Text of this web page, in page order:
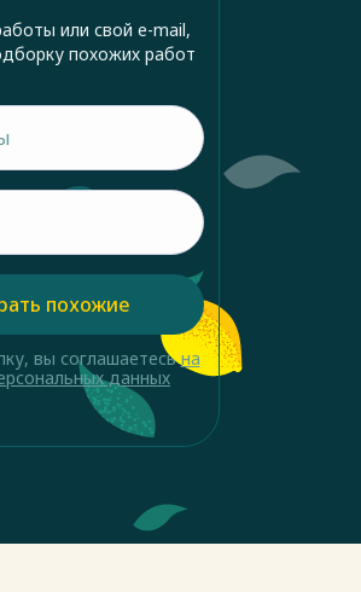
или свой e-mail,
похожих работ
похожие
вы соглашаетесьна
данных